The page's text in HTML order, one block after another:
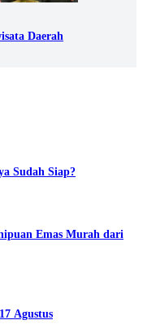
Daerah
Sudah Siap?
Emas Murah dari
Agustus